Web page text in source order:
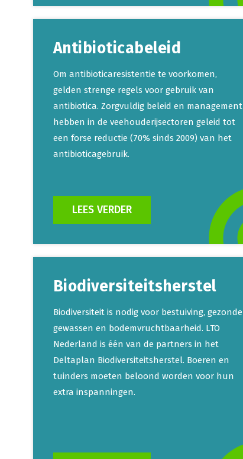
Antibioticabeleid
Om antibioticaresistentie te voorkomen,
gelden strenge regels voor gebruik van
antibiotica. Zorgvuldig beleid en management
hebben in de veehouderijsectoren geleid tot
een forse reductie (70% sinds 2009) van het
antibioticagebruik.
LEES VERDER
Biodiversiteitsherstel
Biodiversiteit is nodig voor bestuiving, gezonde
gewassen en bodemvruchtbaarheid. LTO
Nederland is één van de partners in het
Deltaplan Biodiversiteitsherstel. Boeren en
tuinders moeten beloond worden voor hun
extra inspanningen.